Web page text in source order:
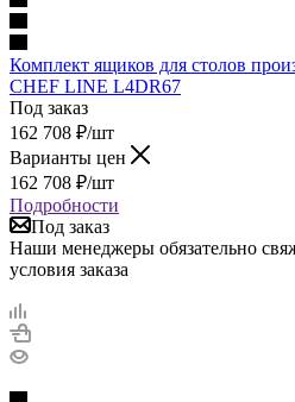
Комплект ящиков для столов
CHEF LINE L4DR67
Под заказ
162 708 ₽/шт
Варианты цен
162 708 ₽/шт
Подробности
Под заказ
Наши менеджеры обязательно
условия заказа